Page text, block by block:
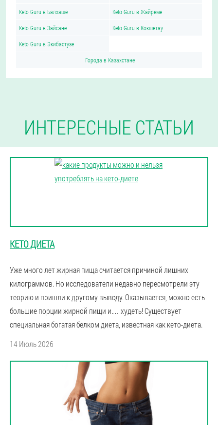
Keto Guru в Балхаше Keto Guru в Жайреме
Keto Guru в Зайсане Keto Guru в Кокшетау
Keto Guru в Экибастузе
Города в Казахстане
ИНТЕРЕСНЫЕ СТАТЬИ
КЕТО ДИЕТА
Уже много лет жирная пища считается причиной лишних
килограммов. Но исследователи недавно пересмотрели эту
теорию и пришли к другому выводу. Оказывается, можно есть
большие порции жирной пищи и… худеть! Существует
специальная богатая белком диета, известная как кето-диета.
14 Июль 2026